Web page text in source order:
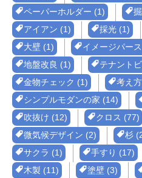
ペーパーホルダー (1)
アイアン (1)
採光 (1)
大壁 (1)
イメージパー
地盤改良 (1)
テナント
金物チェック (1)
考え
シンプルモダンの家 (14)
吹抜け (12)
クロス (77)
微気候デザイン (2)
杉
サクラ (1)
手すり (17)
木製 (11)
塗壁 (3)